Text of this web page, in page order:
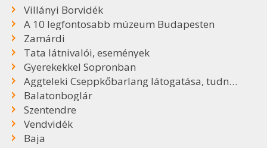
Villányi Borvidék
A 10 legfontosabb múzeum Budapesten
Zamárdi
Tata látnivalói, események
Gyerekekkel Sopronban
Aggteleki Cseppkőbarlang látogatása, tudnivalók
Balatonboglár
Szentendre
Vendvidék
Baja